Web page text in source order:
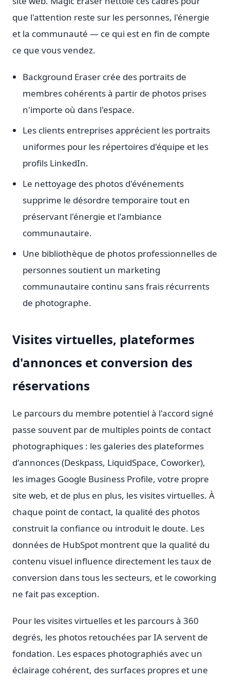
que l'attention reste sur les personnes, l'énergie
et la communauté — ce qui est en fin de compte
ce que vous vendez.
Background Eraser crée des portraits de
membres cohérents à partir de photos prises
n'importe où dans l'espace.
Les clients entreprises apprécient les portraits
uniformes pour les répertoires d'équipe et les
profils LinkedIn.
Le nettoyage des photos d'événements
supprime le désordre temporaire tout en
préservant l'énergie et l'ambiance
communautaire.
Une bibliothèque de photos professionnelles de
personnes soutient un marketing
communautaire continu sans frais récurrents
de photographe.
Visites virtuelles, plateformes
d'annonces et conversion des
réservations
Le parcours du membre potentiel à l'accord signé
passe souvent par de multiples points de contact
photographiques : les galeries des plateformes
d'annonces (Deskpass, LiquidSpace, Coworker),
les images Google Business Profile, votre propre
site web, et de plus en plus, les visites virtuelles. À
chaque point de contact, la qualité des photos
construit la confiance ou introduit le doute. Les
données de HubSpot montrent que la qualité du
contenu visuel influence directement les taux de
conversion dans tous les secteurs, et le coworking
ne fait pas exception.
Pour les visites virtuelles et les parcours à 360
degrés, les photos retouchées par IA servent de
fondation. Les espaces photographiés avec un
éclairage cohérent, des surfaces propres et une